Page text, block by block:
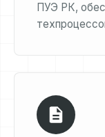
ПУЭ РК,